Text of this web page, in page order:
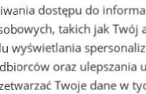
-
się ran |
dostępu do
takich jak
wyświetlania
oraz ulepszania
Twoje dane w